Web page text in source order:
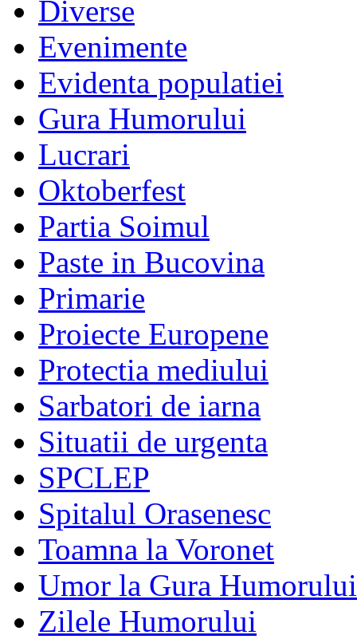
Diverse
Evenimente
Evidenta populatiei
Gura Humorului
Lucrari
Oktoberfest
Partia Soimul
Paste in Bucovina
Primarie
Proiecte Europene
Protectia mediului
Sarbatori de iarna
Situatii de urgenta
SPCLEP
Spitalul Orasenesc
Toamna la Voronet
Umor la Gura Humorului
Zilele Humorului